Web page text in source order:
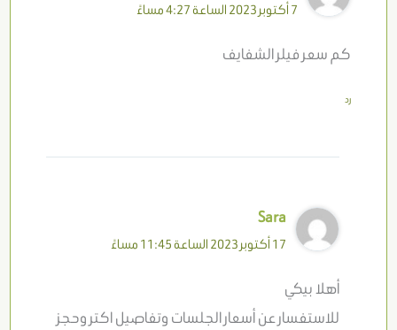
7 أكتوبر 2023 الساعة 4:27 مساءً
كم سعر فيلر الشفايف
رد
Sara
17 أكتوبر 2023 الساعة 11:45 مساءً
أهلا بيكي
للاستفسار عن أسعار الجلسات وتفاصيل اكتر وحجز